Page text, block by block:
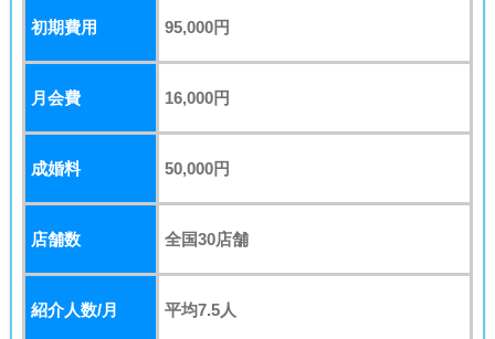
初期費用 95,000円
月会費 16,000円
成婚料 50,000円
店舗数 全国30店舗
紹介人数/月 平均7.5人